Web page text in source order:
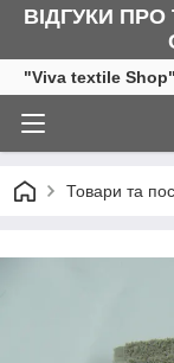
ВІДГУКИ
"Viva textile
Товари та